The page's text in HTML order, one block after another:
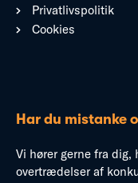
Privatlivspolitik
Cookies
Har du mistanke
Vi hører gerne fra
overtrædelser af